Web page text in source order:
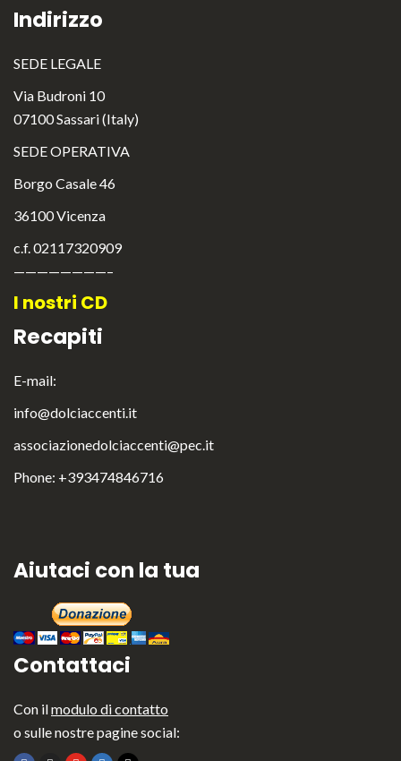
Indirizzo
SEDE LEGALE
Via Budroni 10
07100 Sassari (Italy)
SEDE OPERATIVA
Borgo Casale 46
36100 Vicenza
c.f. 02117320909
————————–
I nostri CD
Recapiti
E-mail:
info@dolciaccenti.it
associazionedolciaccenti@pec.it
Phone: +393474846716
Aiutaci con la tua
Contattaci
Con ilmodulo di contatto
o sulle nostre pagine social:
Italiano